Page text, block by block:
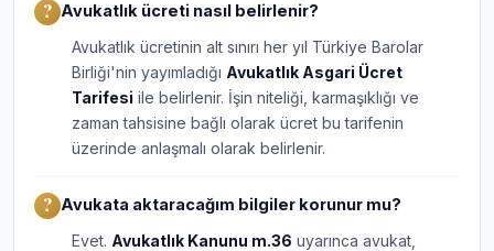
Avukatlık ücreti nasıl belirlenir?
Avukatlık ücretinin alt sınırı her yıl Türkiye Barolar
Birliği'nin yayımladığı Avukatlık Asgari Ücret
Tarifesi ile belirlenir. İşin niteliği, karmaşıklığı ve
zaman tahsisine bağlı olarak ücret bu tarifenin
üzerinde anlaşmalı olarak belirlenir.
Avukata aktaracağım bilgiler korunur mu?
Evet. Avukatlık Kanunu m.36 uyarınca avukat,